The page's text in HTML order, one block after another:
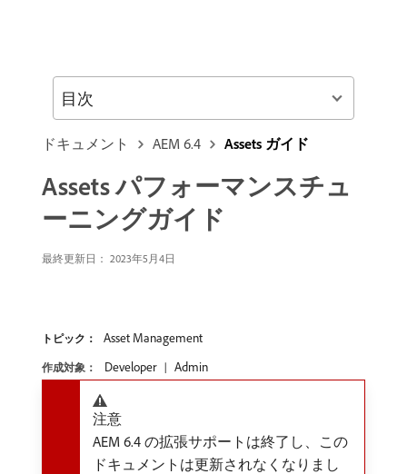
ドキュメント AEM 6.4 Assets ガイド
Assets パフォーマンスチュ
ーニングガイド
最終更新日： 2023年5月4日
トピック： Asset Management
作成対象： Developer Admin
注意
AEM 6.4 の拡張サポートは終了し、この
ドキュメントは更新されなくなりまし
目次